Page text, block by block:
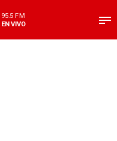
95.5 FM
EN VIVO